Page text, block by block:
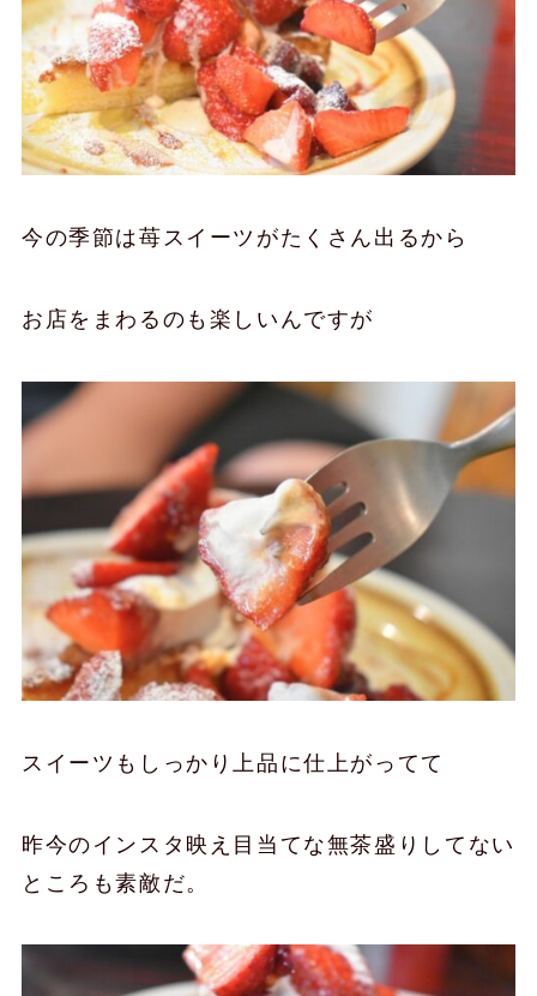
今の季節は苺スイーツがたくさん出るから
お店をまわるのも楽しいんですが
スイーツもしっかり上品に仕上がってて
昨今のインスタ映え目当てな無茶盛りしてない
ところも素敵だ。